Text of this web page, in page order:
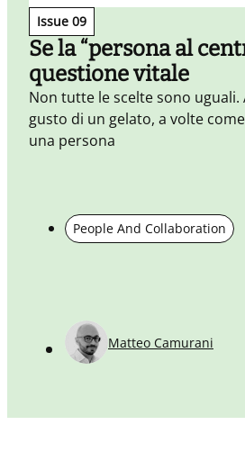
Issue 09
Se la “persona al
questione vitale
Non tutte le scelte sono uguali.
gusto di un gelato, a volte
una persona
People And Collaboration
Matteo Camurani